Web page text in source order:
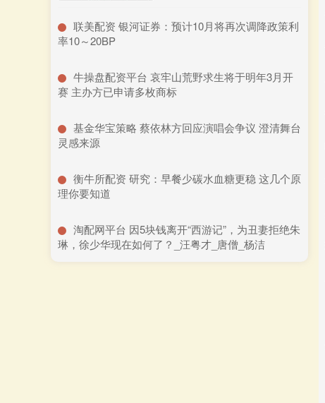
​联美配资 银河证券：预计10月将再次调降政策利
率10～20BP
​牛操盘配资平台 哀牢山荒野求生将于明年3月开
赛 主办方已申请多枚商标
​基金华宝策略 蔡依林方回应演唱会争议 澄清舞台
灵感来源
​衡牛所配资 研究：早餐少碳水血糖更稳 这几个原
理你要知道
​淘配网平台 因5块钱离开“西游记”，为丑妻拒绝朱
琳，徐少华现在如何了？_汪粤才_唐僧_杨洁